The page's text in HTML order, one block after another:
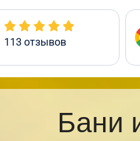
113 отзывов
Бани